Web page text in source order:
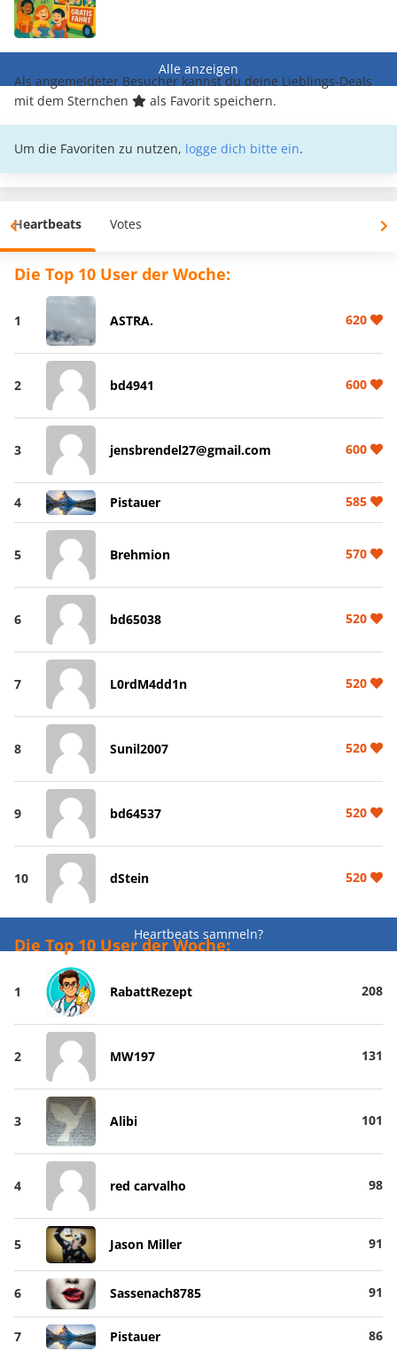
Alle anzeigen
Als angemeldeter Besucher kannst du deine Lieblings-Deals
mit dem Sternchen
als Favorit speichern.
Um die Favoriten zu nutzen, logge dich bitte ein.
Heartbeats Votes
Die Top 10 User der Woche:
1 ASTRA. 620
2 bd4941 600
3 jensbrendel27@gmail.com 600
4 Pistauer 585
5 Brehmion 570
6 bd65038 520
7 L0rdM4dd1n 520
8 Sunil2007 520
9 bd64537 520
10 dStein 520
Heartbeats sammeln?
Die Top 10 User der Woche:
1 RabattRezept 208
2 MW197 131
3 Alibi 101
4 red carvalho 98
5 Jason Miller 91
6 Sassenach8785 91
7 Pistauer 86